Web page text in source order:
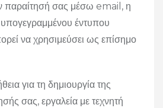
παραίτησή σας μέσω email, η
έντυπου
να χρησιμεύσει ως επίσημο
για τη δημιουργία της
σας, εργαλεία με τεχνητή